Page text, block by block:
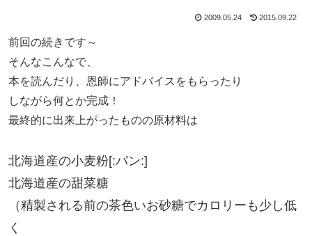
2009.05.24 2015.09.22
前回の続きです～
そんなこんなで、
本を読んだり、恩師にアドバイスをもらったり
しながら何とか完成！
最終的に出来上がったものの原材料は
北海道産の小麦粉[:パン:]
北海道産の甜菜糖
（精製される前の茶色いお砂糖でカロリーも少し低
く